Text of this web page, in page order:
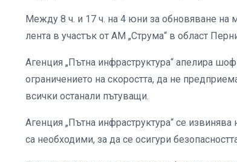
Между 8 ч. и 17 ч. на 4 юни за обновяване на
лента в участък от АМ „Струма“ в област
Агенция „Пътна инфраструктура“ апелира
ограничението на скоростта, да не
всички останали пътуващи.
Агенция „Пътна инфраструктура“ се
са необходими, за да се осигури